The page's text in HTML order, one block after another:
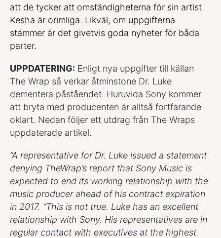
att de tycker att omständigheterna för sin artist
Kesha är orimliga. Likväl, om uppgifterna
stämmer är det givetvis goda nyheter för båda
parter.
UPPDATERING: Enligt nya uppgifter till källan
The Wrap så verkar åtminstone Dr. Luke
dementera påståendet. Huruvida Sony kommer
att bryta med producenten är alltså fortfarande
oklart. Nedan följer ett utdrag från The Wraps
uppdaterade artikel.
”A representative for Dr. Luke issued a statement
denying TheWrap’s report that Sony Music is
expected to end its working relationship with the
music producer ahead of his contract expiration
in 2017. “This is not true. Luke has an excellent
relationship with Sony. His representatives are in
regular contact with executives at the highest